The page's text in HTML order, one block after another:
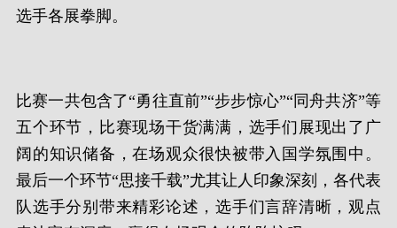
选手各展拳脚。
比赛一共包含了“勇往直前”“步步惊心”“同舟共济”等
五个环节，比赛现场干货满满，选手们展现出了广
阔的知识储备，在场观众很快被带入国学氛围中。
最后一个环节“思接千载”尤其让人印象深刻，各代表
队选手分别带来精彩论述，选手们言辞清晰，观点